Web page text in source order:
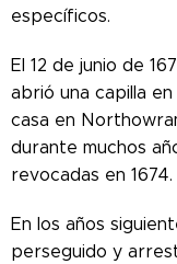
específicos.
El 12 de junio de
abrió una capilla
casa en
durante muchos
revocadas en 1674.
En los años
perseguido y